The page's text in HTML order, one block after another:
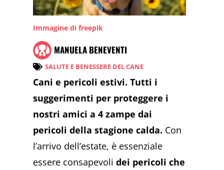
Immagine di freepik
MANUELA BENEVENTI
SALUTE E BENESSERE DEL CANE
Cani e pericoli estivi. Tutti i
suggerimenti per proteggere i
nostri amici a 4 zampe dai
pericoli della stagione calda. Con
l’arrivo dell’estate, è essenziale
essere consapevolidei pericoli che